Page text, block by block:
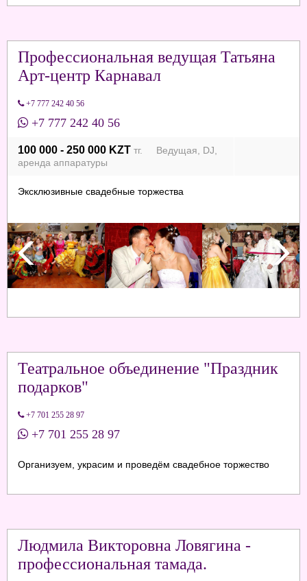
Профессиональная ведущая Татьяна
Арт-центр Карнавал
+7 777 242 40 56
+7 777 242 40 56
100 000 - 250 000 KZT тг. Ведущая, DJ,
аренда аппаратуры
Эксклюзивные свадебные торжества
Театральное объединение "Праздник
подарков"
+7 701 255 28 97
+7 701 255 28 97
Организуем, украсим и проведём свадебное торжество
Людмила Викторовна Ловягина -
профессиональная тамада.